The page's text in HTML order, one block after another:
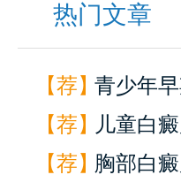
热门文章
【荐】青少年
【荐】 儿童白
【荐】胸部白